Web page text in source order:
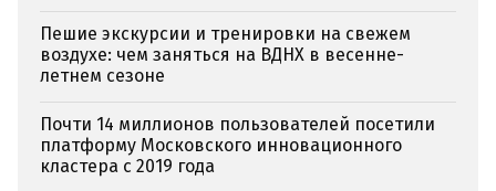
Пешие экскурсии и тренировки на свежем
воздухе: чем заняться на ВДНХ в весенне-
летнем сезоне
Почти 14 миллионов пользователей посетили
платформу Московского инновационного
кластера с 2019 года